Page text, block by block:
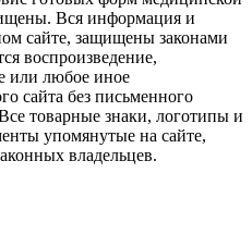
Вся информация и
сайте, защищены законами
воспроизведение,
или любое иное
сайта без письменного
товарные знаки, логотипы и
упомянутые на сайте,
владельцев.